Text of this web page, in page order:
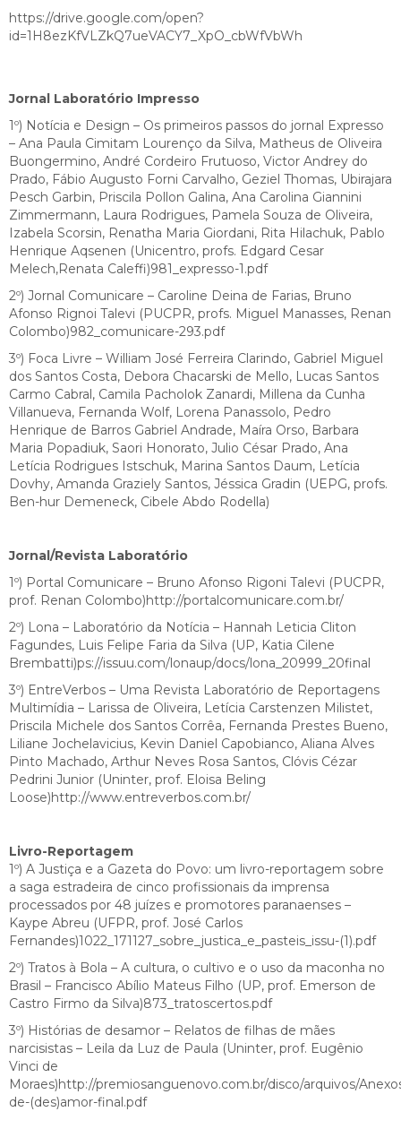
https://drive.google.com/open?
id=1H8ezKfVLZkQ7ueVACY7_XpO_cbWfVbWh
Jornal Laboratório Impresso
1º) Notícia e Design – Os primeiros passos do jornal Expresso
– Ana Paula Cimitam Lourenço da Silva, Matheus de Oliveira
Buongermino, André Cordeiro Frutuoso, Victor Andrey do
Prado, Fábio Augusto Forni Carvalho, Geziel Thomas, Ubirajara
Pesch Garbin, Priscila Pollon Galina, Ana Carolina Giannini
Zimmermann, Laura Rodrigues, Pamela Souza de Oliveira,
Izabela Scorsin, Renatha Maria Giordani, Rita Hilachuk, Pablo
Henrique Aqsenen (Unicentro, profs. Edgard Cesar
Melech,Renata Caleffi)981_expresso-1.pdf
2º) Jornal Comunicare – Caroline Deina de Farias, Bruno
Afonso Rignoi Talevi (PUCPR, profs. Miguel Manasses, Renan
Colombo)982_comunicare-293.pdf
3º) Foca Livre – William José Ferreira Clarindo, Gabriel Miguel
dos Santos Costa, Debora Chacarski de Mello, Lucas Santos
Carmo Cabral, Camila Pacholok Zanardi, Millena da Cunha
Villanueva, Fernanda Wolf, Lorena Panassolo, Pedro
Henrique de Barros Gabriel Andrade, Maíra Orso, Barbara
Maria Popadiuk, Saori Honorato, Julio César Prado, Ana
Letícia Rodrigues Istschuk, Marina Santos Daum, Letícia
Dovhy, Amanda Graziely Santos, Jéssica Gradin (UEPG, profs.
Ben-hur Demeneck, Cibele Abdo Rodella)
Jornal/Revista Laboratório
1º) Portal Comunicare – Bruno Afonso Rigoni Talevi (PUCPR,
prof. Renan Colombo)http://portalcomunicare.com.br/
2º) Lona – Laboratório da Notícia – Hannah Leticia Cliton
Fagundes, Luis Felipe Faria da Silva (UP, Katia Cilene
Brembatti)ps://issuu.com/lonaup/docs/lona_20999_20final
3º) EntreVerbos – Uma Revista Laboratório de Reportagens
Multimídia – Larissa de Oliveira, Letícia Carstenzen Milistet,
Priscila Michele dos Santos Corrêa, Fernanda Prestes Bueno,
Liliane Jochelavicius, Kevin Daniel Capobianco, Aliana Alves
Pinto Machado, Arthur Neves Rosa Santos, Clóvis Cézar
Pedrini Junior (Uninter, prof. Eloisa Beling
Loose)http://www.entreverbos.com.br/
Livro-Reportagem
1º) A Justiça e a Gazeta do Povo: um livro-reportagem sobre
a saga estradeira de cinco profissionais da imprensa
processados por 48 juízes e promotores paranaenses –
Kaype Abreu (UFPR, prof. José Carlos
Fernandes)1022_171127_sobre_justica_e_pasteis_issu-(1).pdf
2º) Tratos à Bola – A cultura, o cultivo e o uso da maconha no
Brasil – Francisco Abílio Mateus Filho (UP, prof. Emerson de
Castro Firmo da Silva)873_tratoscertos.pdf
3º) Histórias de desamor – Relatos de filhas de mães
narcisistas – Leila da Luz de Paula (Uninter, prof. Eugênio
Vinci de
Moraes)http://premiosanguenovo.com.br/disco/arquivos/
de-(des)amor-final.pdf